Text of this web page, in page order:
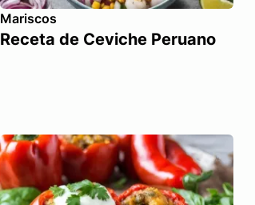
Mariscos
Receta de Ceviche Peruano